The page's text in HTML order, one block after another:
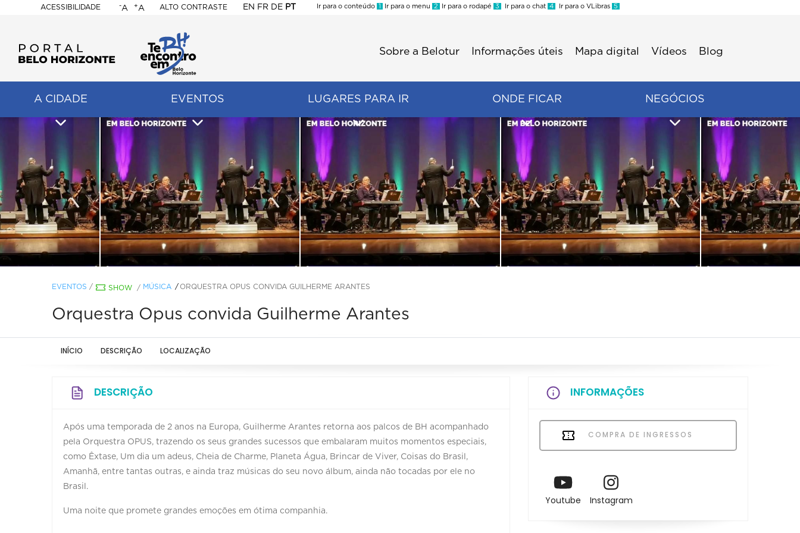
ACESSIBILIDADE
BELO
HORIZONTE
-A +A ALTO CONTRASTE EN FR DE PT
Ir para o conteúdo 1 Ir para o menu 2 Ir para o rodapé 3 Ir para o chat 4 Ir para o VLibras 5
Sobre a Belotur Informações úteis Mapa digital Vídeos Blog
A CIDADE EVENTOS LUGARES PARA IR ONDE FICAR NEGÓCIOS
EVENTOS / SHOW / MÚSICA ORQUESTRA OPUS CONVIDA GUILHERME ARANTES
Orquestra Opus convida Guilherme Arantes
INÍCIO DESCRIÇÃO LOCALIZAÇÃO
DESCRIÇÃO
Após uma temporada de 2 anos na Europa, Guilherme Arantes retorna aos palcos de BH acompanhado
pela Orquestra OPUS, trazendo os seus grandes sucessos que embalaram muitos momentos especiais,
como Êxtase, Um dia um adeus, Cheia de Charme, Planeta Água, Brincar de Viver, Coisas do Brasil,
Amanhã, entre tantas outras, e ainda traz músicas do seu novo álbum, ainda não tocadas por ele no
Brasil.
Uma noite que promete grandes emoções em ótima companhia.
INFORMAÇÕES
COMPRA DE INGRESSOS
Youtube Instagram